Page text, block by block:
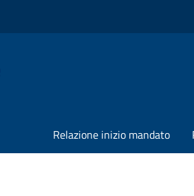
Relazione inizio mandato